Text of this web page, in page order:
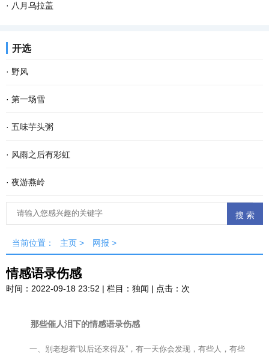
· 八月乌拉盖
开选
· 野风
· 第一场雪
· 五味芋头粥
· 风雨之后有彩虹
· 夜游燕岭
当前位置： 主页 > 网报 >
情感语录伤感
时间：2022-09-18 23:52 | 栏目： 独闻 | 点击： 次
那些催人泪下的情感语录伤感
一、别老想着“以后还来得及”，有一天你会发现，有些人，有些